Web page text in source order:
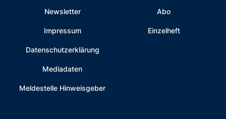
Newsletter
Impressum
Datenschutzerklärung
Mediadaten
Meldestelle Hinweisgeber
Abo
Einzelheft